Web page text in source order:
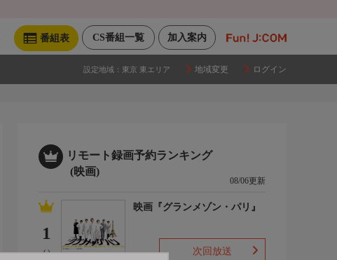
加入案内
CS番組一覧
番組表
設定地域： 東京 東エリア 地域変更 ログイン
リモート録画予約ランキング
(映画)
08/06更新
1
(-)
映画『グランメゾン・パリ』
次回放送